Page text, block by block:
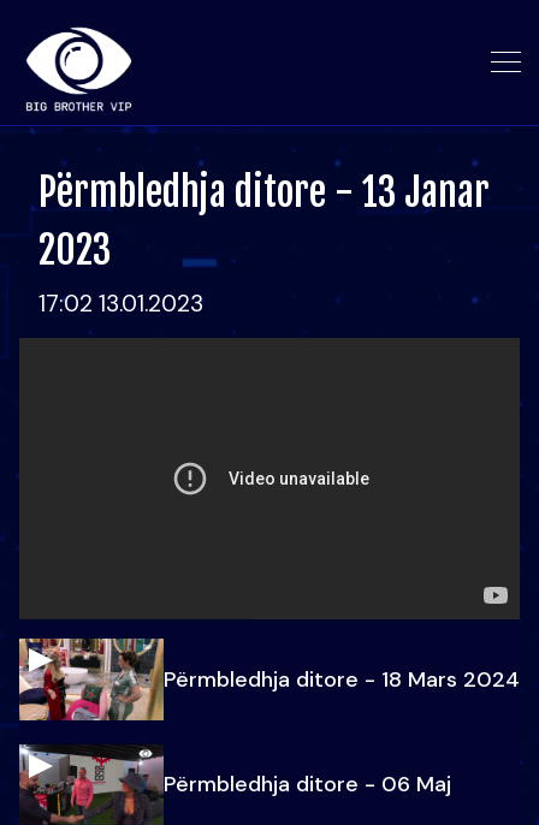
Përmbledhja ditore - 13 Janar
2023
17:02 13.01.2023
Përmbledhja ditore - 18 Mars 2024
Përmbledhja ditore - 06 Maj